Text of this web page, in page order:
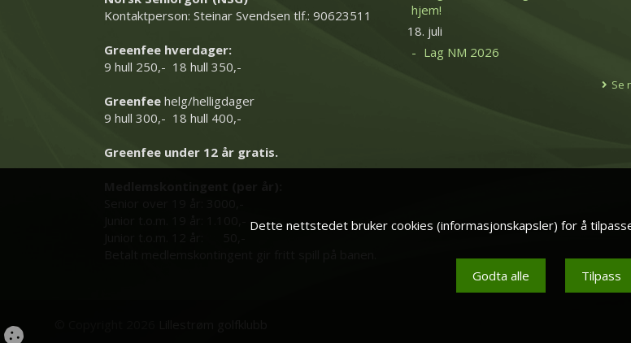
Kontaktperson: Steinar Svendsen tlf.: 90623511
Greenfee hverdager:
9 hull 250,- 18 hull 350,-
Greenfee helg/helligdager
9 hull 300,- 18 hull 400,-
Greenfee under 12 år gratis.
hjem!
18. juli
Lag NM 2026
Se
Dette nettstedet bruker cookies (informasjonskapsler) for å
Godta alle Tilpass